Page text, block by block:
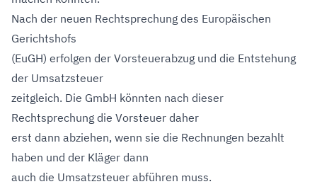
Nach der neuen Rechtsprechung des Europäischen
Gerichtshofs
(EuGH) erfolgen der Vorsteuerabzug und die Entstehung
der Umsatzsteuer
zeitgleich. Die GmbH könnten nach dieser
Rechtsprechung die Vorsteuer daher
erst dann abziehen, wenn sie die Rechnungen bezahlt
haben und der Kläger dann
auch die Umsatzsteuer abführen muss.